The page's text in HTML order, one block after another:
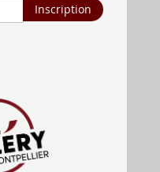
Inscription